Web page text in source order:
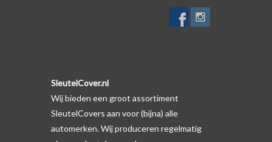
SleutelCover.nl
Wij bieden een groot assortiment
SleutelCovers aan voor (bijna) alle
automerken. Wij produceren regelmatig